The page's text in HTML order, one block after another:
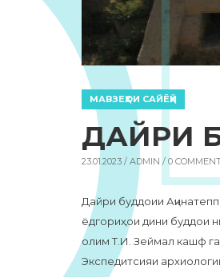
МАВЗЕҲОИ САЙЁҲӢ
ДАЙРИ
23.01.2023 / ADMIN / 0
Дайри буддоии
ёдгориҳои дини буддои
олим Т.И. Зеймал кашф
Экспедитсияи